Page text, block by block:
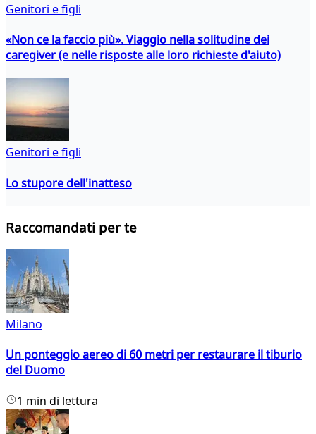
Genitori e figli
«Non ce la faccio più». Viaggio nella solitudine dei
caregiver (e nelle risposte alle loro richieste d'aiuto)
Genitori e figli
Lo stupore dell'inatteso
Raccomandati per te
Milano
Un ponteggio aereo di 60 metri per restaurare il tiburio
del Duomo
1 min di lettura